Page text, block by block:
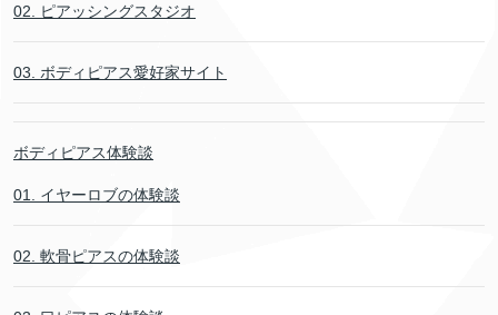
02. ピアッシングスタジオ
03. ボディピアス愛好家サイト
ボディピアス体験談
01. イヤーロブの体験談
02. 軟骨ピアスの体験談